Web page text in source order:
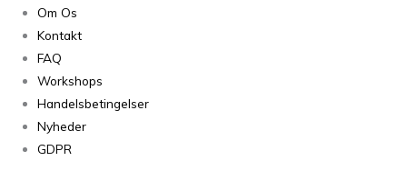
Om Os
Kontakt
FAQ
Workshops
Handelsbetingelser
Nyheder
GDPR